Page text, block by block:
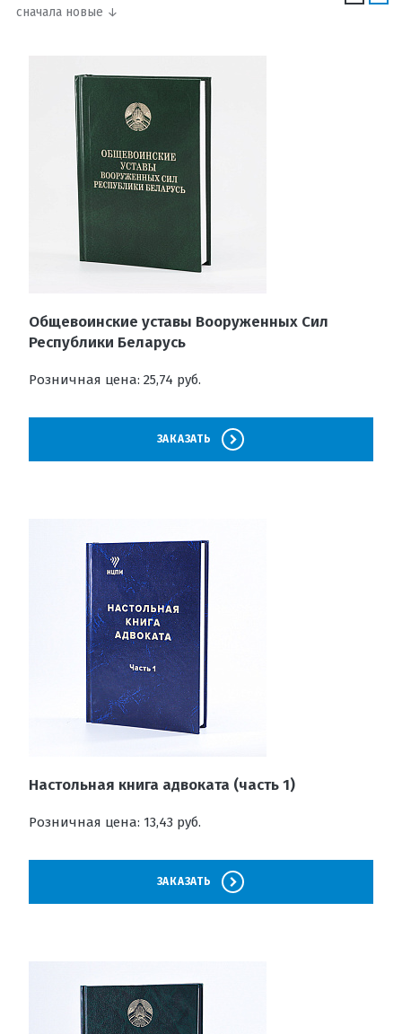
сначала новые ↓
Общевоинские уставы Вооруженных Сил
Республики Беларусь
Розничная цена: 25,74 руб.
ЗАКАЗАТЬ
Настольная книга адвоката (часть 1)
Розничная цена: 13,43 руб.
ЗАКАЗАТЬ